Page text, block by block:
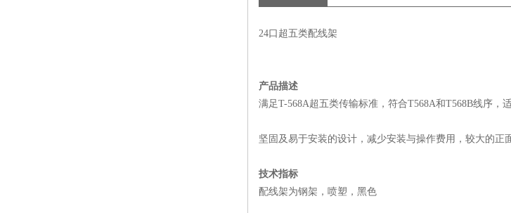
24口超五类配线架
产品描述
满足T-568A超五类传输标准，符合T568A和T568B线序，
坚固及易于安装的设计，减少安装与操作费用，较大的正
技术指标
配线架为钢架，喷塑，黑色